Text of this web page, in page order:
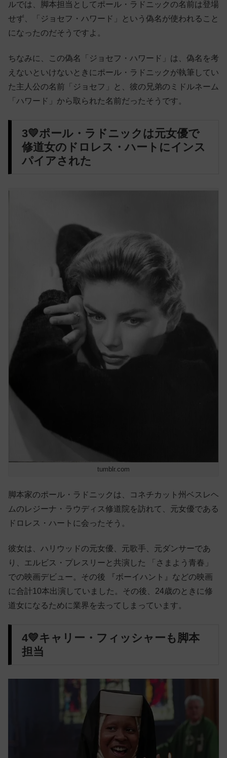
ルでは、脚本担当としてポール・ラドニックの名前は登場
せず、「ジョセフ・ハワード」という偽名が使われること
になったのだそうですよ。
ちなみに、この偽名「ジョセフ・ハワード」は、偽名を考
えないといけないときにポール・ラドニックが執筆してい
た主人公の名前「ジョセフ」と、彼の兄弟のミドルネーム
「ハワード」から取られた名前だったそうです。
3💛ポール・ラドニックは元女優で
修道女のドロレス・ハートにインス
パイアされた
tumblr.com
脚本家のポール・ラドニックは、コネチカット州ベスレヘ
ムのレジーナ・ラウディス修道院を訪れて、元女優である
ドロレス・ハートに会ったそう。
彼女は、ハリウッドの元女優、元歌手、元ダンサーであ
り、エルビス・プレスリーと共演した 「さまよう青春」
での映画デビュー。その後 『ボーイハント』などの映画
に合計10本出演していました。その後、24歳のときに修
道女になるために業界を去ってしまっています。
4💛キャリー・フィッシャーも脚本
担当